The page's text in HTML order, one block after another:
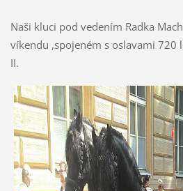
Naši kluci pod vedením Radka
víkendu ,spojeném s oslavami 720
II.